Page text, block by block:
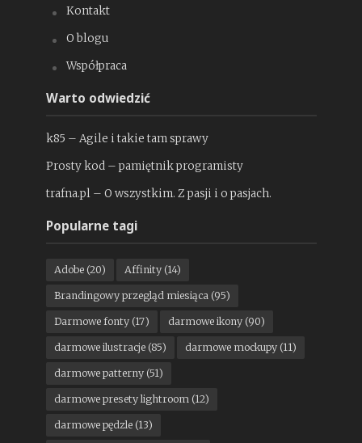
Kontakt
O blogu
Współpraca
Warto odwiedzić
k85 – Agile i takie tam sprawy
Prosty kod – pamiętnik programisty
trafna.pl – O wszystkim. Z pasji i o pasjach.
Popularne tagi
Adobe(20) Affinity(14)
Brandingowy przegląd miesiąca (95)
Darmowe fonty(17) darmowe ikony(90)
darmowe ilustracje(85) darmowe mockupy(11)
darmowe patterny(51)
darmowe presety lightroom (12)
darmowe pędzle(13)